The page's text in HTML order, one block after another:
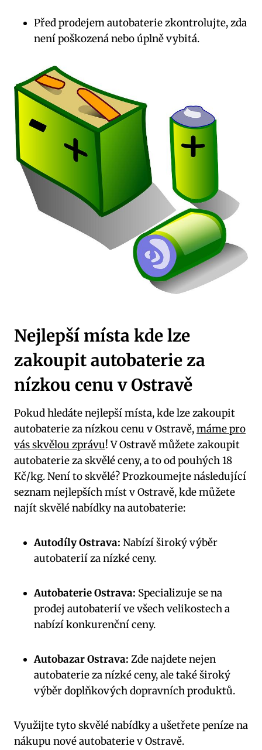
Před prodejem autobaterie zkontrolujte, zda
není poškozená nebo úplně vybitá.
Nejlepší místa kde lze
zakoupit autobaterie za
nízkou cenu v Ostravě
Pokud hledáte nejlepší místa, kde lze zakoupit
autobaterie za nízkou cenu v Ostravě,máme pro
vás skvělou zprávu! V Ostravě můžete zakoupit
autobaterie za skvělé ceny, a to od pouhých 18
Kč/kg. Není to skvělé? Prozkoumejte následující
seznam nejlepších míst v Ostravě, kde můžete
najít skvělé nabídky na autobaterie:
Autodíly Ostrava: Nabízí široký výběr
autobaterií za nízké ceny.
Autobaterie Ostrava: Specializuje se na
prodej autobaterií ve všech velikostech a
nabízí konkurenční ceny.
Autobazar Ostrava: Zde najdete nejen
autobaterie za nízké ceny, ale také široký
výběr doplňkových dopravních produktů.
Využijte tyto skvělé nabídky a ušetřete peníze na
nákupu nové autobaterie v Ostravě.